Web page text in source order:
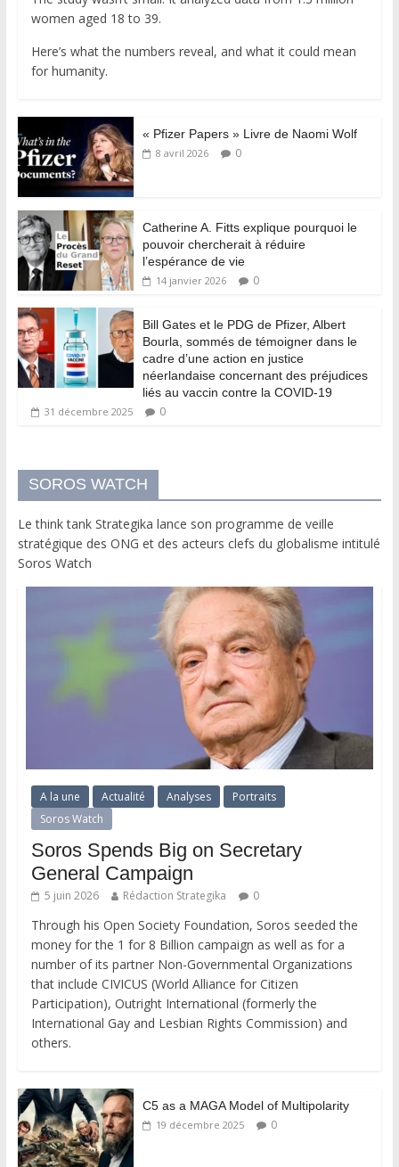
women aged 18 to 39.
Here’s what the numbers reveal, and what it could mean
for humanity.
« Pfizer Papers » Livre de Naomi Wolf
8 avril 2026 0
Catherine A. Fitts explique pourquoi le
pouvoir chercherait à réduire
l’espérance de vie
14 janvier 2026 0
Bill Gates et le PDG de Pfizer, Albert
Bourla, sommés de témoigner dans le
cadre d’une action en justice
néerlandaise concernant des préjudices
liés au vaccin contre la COVID-19
31 décembre 2025 0
SOROS WATCH
Le think tank Strategika lance son programme de veille
stratégique des ONG et des acteurs clefs du globalisme intitulé
Soros Watch
A la une Actualité Analyses
Portraits
Soros Watch
Soros Spends Big on Secretary
General Campaign
5 juin 2026 Rédaction Strategika 0
Through his Open Society Foundation, Soros seeded the
money for the 1 for 8 Billion campaign as well as for a
number of its partner Non-Governmental Organizations
that include CIVICUS (World Alliance for Citizen
Participation), Outright International (formerly the
International Gay and Lesbian Rights Commission) and
others.
C5 as a MAGA Model of Multipolarity
19 décembre 2025 0